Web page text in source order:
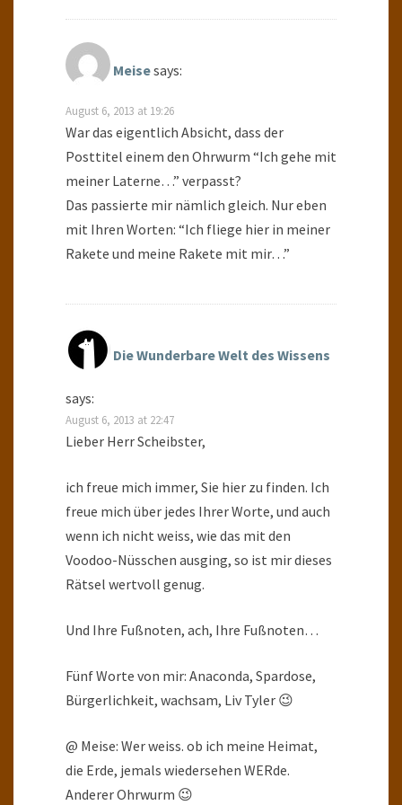
Meisesays:
August 6, 2013 at 19:26
War das eigentlich Absicht, dass der
Posttitel einem den Ohrwurm “Ich gehe mit
meiner Laterne…” verpasst?
Das passierte mir nämlich gleich. Nur eben
mit Ihren Worten: “Ich fliege hier in meiner
Rakete und meine Rakete mit mir…”
Die Wunderbare Welt des Wissens
says:
August 6, 2013 at 22:47
Lieber Herr Scheibster,
ich freue mich immer, Sie hier zu finden. Ich
freue mich über jedes Ihrer Worte, und auch
wenn ich nicht weiss, wie das mit den
Voodoo-Nüsschen ausging, so ist mir dieses
Rätsel wertvoll genug.
Und Ihre Fußnoten, ach, Ihre Fußnoten…
Fünf Worte von mir: Anaconda, Spardose,
Bürgerlichkeit, wachsam, Liv Tyler 😉
@ Meise: Wer weiss. ob ich meine Heimat,
die Erde, jemals wiedersehen WERde.
Anderer Ohrwurm 😉